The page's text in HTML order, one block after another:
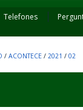
Telefones
/ ACONTECE / 2021 / 02